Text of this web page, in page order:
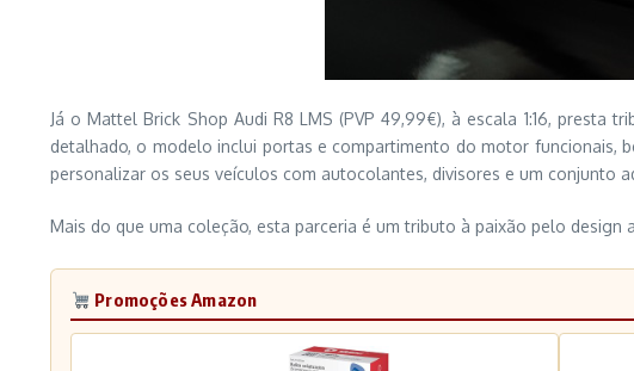
Já o Mattel Brick Shop Audi R8 LMS (PVP 49,99€), à escala 1:16,
detalhado, o modelo inclui portas e compartimento do motor funcionais,
personalizar os seus veículos com autocolantes, divisores e um conjunto
Mais do que uma coleção, esta parceria é um tributo à paixão pelo design
Promoções Amazon